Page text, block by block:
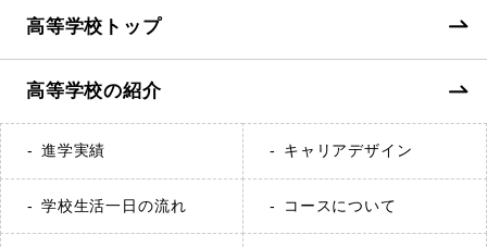
高等学校トップ
高等学校の紹介
進学実績 キャリアデザイン
学校生活一日の流れ コースについて